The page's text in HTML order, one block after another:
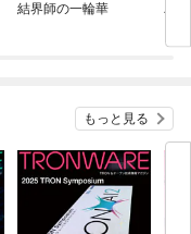
結界師の一輪華
バ
今
もっと見る